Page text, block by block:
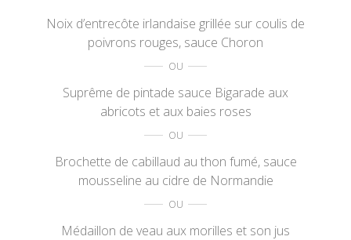
Noix d’entrecôte irlandaise grillée sur coulis de
poivrons rouges, sauce Choron
Suprême de pintade sauce Bigarade aux
abricots et aux baies roses
Brochette de cabillaud au thon fumé, sauce
mousseline au cidre de Normandie
Médaillon de veau aux morilles et son jus